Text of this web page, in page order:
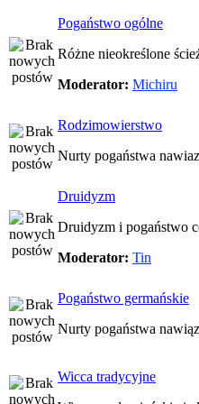
Pogaństwo ogólne
Różne nieokreślone
Moderator: Michiru
Rodzimowierstwo
Nurty pogaństwa
Druidyzm
Druidyzm i pogaństwo
Moderator: Tin
Pogaństwo germańskie
Nurty pogaństwa
Wicca tradycyjne